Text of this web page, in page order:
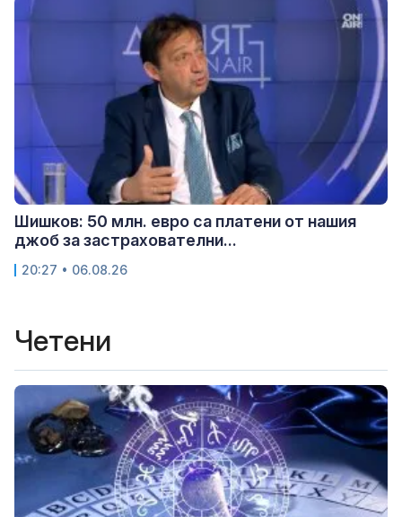
Шишков: 50 млн. евро са платени от нашия
джоб за застрахователни...
20:27 • 06.08.26
Четени